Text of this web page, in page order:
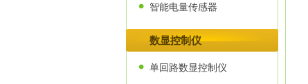
智能电量传感器
数显控制仪
单回路数显控制仪